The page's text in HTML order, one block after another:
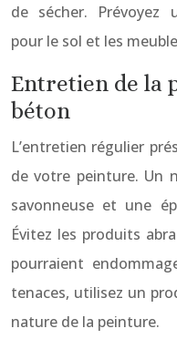
de sécher. Prévoyez
pour le sol et les
Entretien de la
béton
L’entretien régulier
de votre peinture. Un
savonneuse et une
Évitez les produits
pourraient
tenaces, utilisez un
nature de la peinture.